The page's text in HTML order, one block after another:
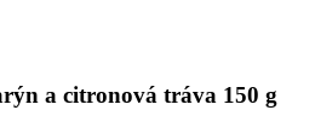
a citronová tráva 150 g